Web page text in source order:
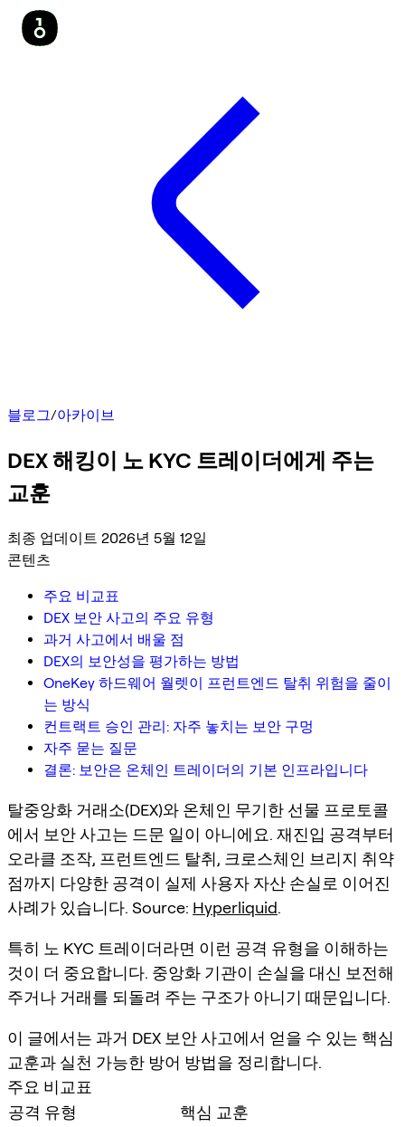
블로그/아카이브
DEX 해킹이 노 KYC 트레이더에게 주는
교훈
최종 업데이트 2026년 5월 12일
콘텐츠
주요 비교표
DEX 보안 사고의 주요 유형
과거 사고에서 배울 점
DEX의 보안성을 평가하는 방법
OneKey 하드웨어 월렛이 프런트엔드 탈취 위험을 줄이
는 방식
컨트랙트 승인 관리: 자주 놓치는 보안 구멍
자주 묻는 질문
결론: 보안은 온체인 트레이더의 기본 인프라입니다
탈중앙화 거래소(DEX)와 온체인 무기한 선물 프로토콜
에서 보안 사고는 드문 일이 아니에요. 재진입 공격부터
오라클 조작, 프런트엔드 탈취, 크로스체인 브리지 취약
점까지 다양한 공격이 실제 사용자 자산 손실로 이어진
사례가 있습니다. Source: Hyperliquid.
특히 노 KYC 트레이더라면 이런 공격 유형을 이해하는
것이 더 중요합니다. 중앙화 기관이 손실을 대신 보전해
주거나 거래를 되돌려 주는 구조가 아니기 때문입니다.
이 글에서는 과거 DEX 보안 사고에서 얻을 수 있는 핵심
교훈과 실천 가능한 방어 방법을 정리합니다.
주요 비교표
공격 유형
핵심 교훈